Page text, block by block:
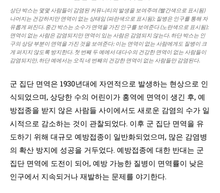
상단 박스는 몇몇 사람들이 감염된 커뮤니티의 발생을 보여주며 (빨간색으로 표시됨)
나머지는 건강하지만 면역이 없는 상태임 (파란색으로 표시됨); 질병은 인구를 통해 자
유롭게 퍼진다. 중간 박스는 소수가 면역을 가진 인구를 보여준다 (노란색으로 표시됨);
면역이 없는 사람은 감염되지만 면역이 있는 사람은 감염되지 않는다. 하단 박스는 인
구의 상당 부분이 면역을 가진 것을 보여준다; 이는 면역이 없는 사람에게도 질병이 크
게 퍼지지 않도록 방지한다. 첫 번째 두 예에서 대다수의 건강한 면역이 없는 사람들이
감염되지만, 하단 예에서는 오직 네 번째의 건강한 면역이 없는 사람들만 감염된다.
군 집단 면역은 1930년대에 자연적으로 발생하는 현상으로 인
식되었으며, 상당한 수의 어린이가 홍역에 면역이 생긴 후, 예
방접종을 받지 않은 사람들 사이에서도 새로운 감염의 수가 일
시적으로 감소하는 것이 관찰되었다. 이후 군 집단 면역을 유
도하기 위해 대규모 예방접종이 일반화되었으며, 많은 감염병
의 확산 방지에 성공을 거두었다. 예방접종에 대한 반대는 군
집단 면역에 도전이 되어, 예방 가능한 질병이 면역률이 낮은
인구에서 지속되거나 재발하는 문제를 야기한다.